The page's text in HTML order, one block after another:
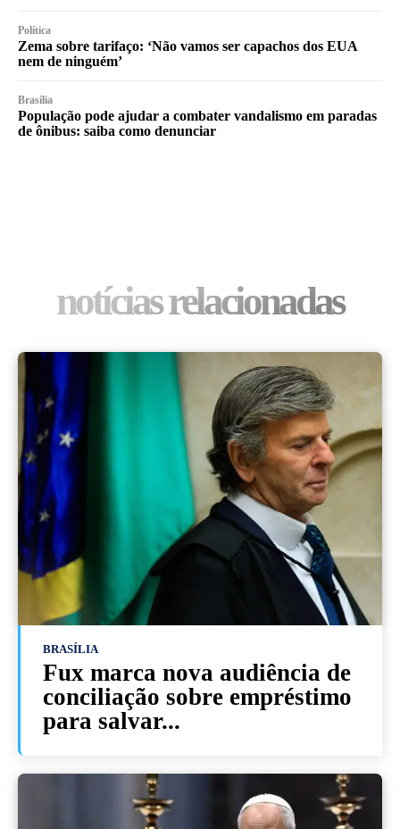
Política
Zema sobre tarifaço: ‘Não vamos ser capachos dos EUA
nem de ninguém’
Brasília
População pode ajudar a combater vandalismo em paradas
de ônibus: saiba como denunciar
notícias relacionadas
BRASÍLIA
Fux marca nova audiência de
conciliação sobre empréstimo
para salvar...